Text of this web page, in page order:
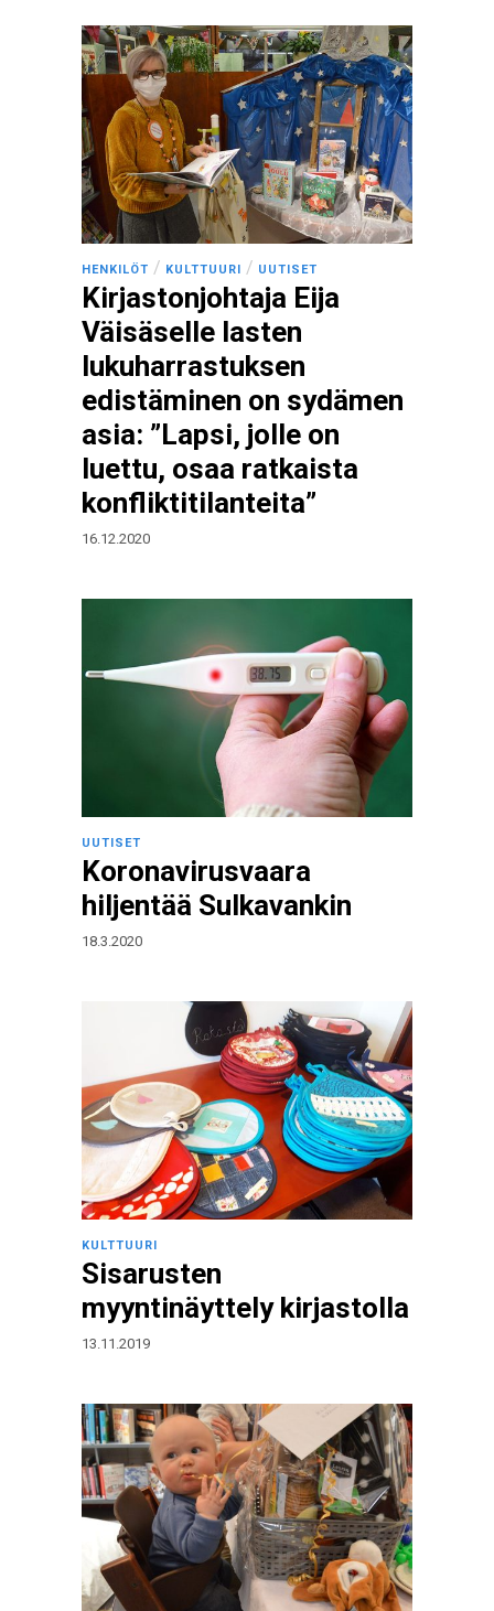
HENKILÖT / KULTTUURI / UUTISET
Kirjastonjohtaja Eija
Väisäselle lasten
lukuharrastuksen
edistäminen on sydämen
asia: ”Lapsi, jolle on
luettu, osaa ratkaista
konfliktitilanteita”
16.12.2020
UUTISET
Koronavirusvaara
hiljentää Sulkavankin
18.3.2020
KULTTUURI
Sisarusten
myyntinäyttely kirjastolla
13.11.2019